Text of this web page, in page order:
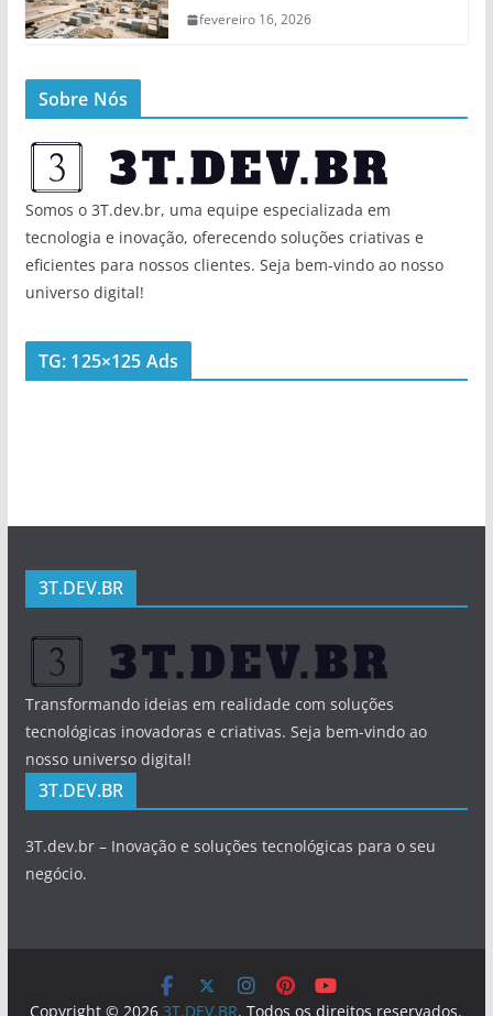
fevereiro 16, 2026
Sobre Nós
Somos o 3T.dev.br, uma equipe especializada em
tecnologia e inovação, oferecendo soluções criativas e
eficientes para nossos clientes. Seja bem-vindo ao nosso
universo digital!
TG: 125×125 Ads
3T.DEV.BR
Transformando ideias em realidade com soluções
tecnológicas inovadoras e criativas. Seja bem-vindo ao
nosso universo digital!
3T.DEV.BR
3T.dev.br – Inovação e soluções tecnológicas para o seu
negócio.
Copyright © 20263T.DEV.BR. Todos os direitos reservados.